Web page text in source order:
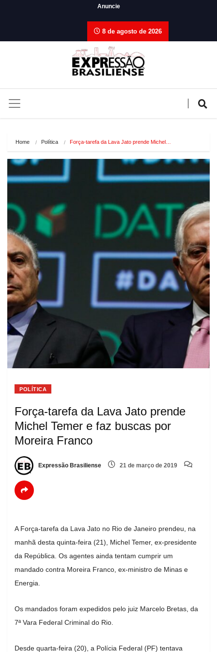
Anuncie
8 de agosto de 2026
Home Política Força-tarefa da Lava Jato prende Michel…
POLÍTICA
Força-tarefa da Lava Jato prende
Michel Temer e faz buscas por
Moreira Franco
Expressão Brasiliense 21 de março de 2019
A Força-tarefa da Lava Jato no Rio de Janeiro prendeu, na
manhã desta quinta-feira (21), Michel Temer, ex-presidente
da República. Os agentes ainda tentam cumprir um
mandado contra Moreira Franco, ex-ministro de Minas e
Energia.
Os mandados foram expedidos pelo juiz Marcelo Bretas, da
7ª Vara Federal Criminal do Rio.
Desde quarta-feira (20), a Polícia Federal (PF) tentava